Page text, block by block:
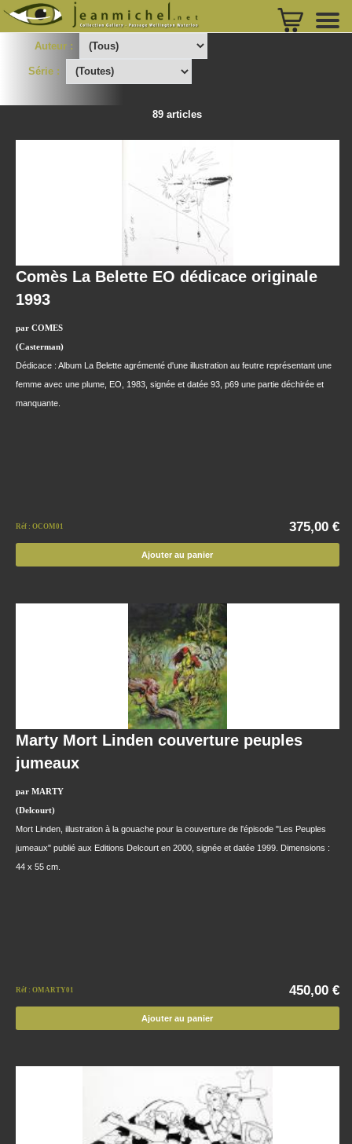
Auteur :
Série :
89 articles
Comès La Belette EO dédicace originale
1993
par COMES
(Casterman)
Dédicace : Album La Belette agrémenté d'une illustration au feutre représentant une
femme avec une plume, EO, 1983, signée et datée 93, p69 une partie déchirée et
manquante.
Réf : OCOM01 375,00 €
Ajouter au panier
Marty Mort Linden couverture peuples
jumeaux
par MARTY
(Delcourt)
Mort Linden, illustration à la gouache pour la couverture de l'épisode "Les Peuples
jumeaux" publié aux Editions Delcourt en 2000, signée et datée 1999. Dimensions :
44 x 55 cm.
Réf : OMARTY01 450,00 €
Ajouter au panier